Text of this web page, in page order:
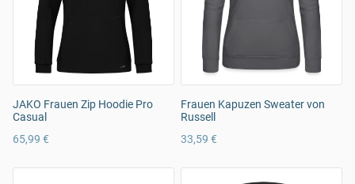
JAKO Frauen Zip Hoodie Pro
Casual
65,99 €
Frauen Kapuzen Sweater von
Russell
33,59 €